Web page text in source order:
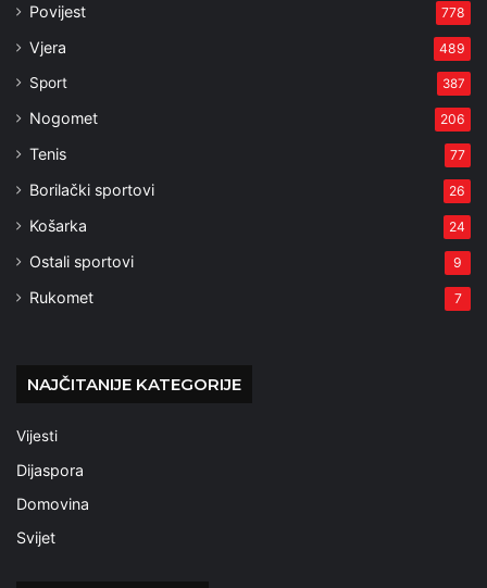
Povijest 778
Vjera 489
Sport 387
Nogomet 206
Tenis 77
Borilački sportovi 26
Košarka 24
Ostali sportovi 9
Rukomet 7
NAJČITANIJE KATEGORIJE
Vijesti
Dijaspora
Domovina
Svijet